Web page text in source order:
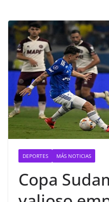
DEPORTES MÁS NOTICIAS
Copa